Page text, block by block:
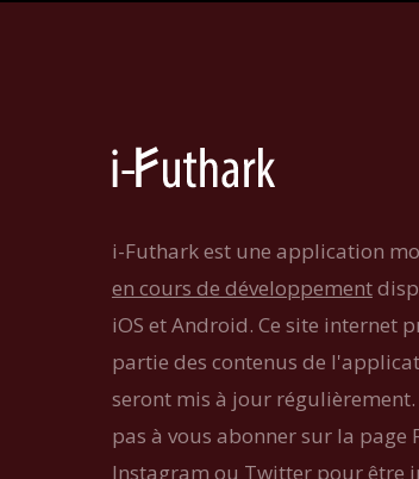
i-Futhark est une application
en cours de développement
iOS et Android. Ce site internet
partie des contenus de
seront mis à jour régulièrement.
pas à vous abonner sur la page
Instagram ou Twitter pour être